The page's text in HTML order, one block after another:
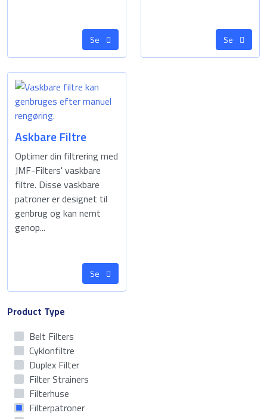
Product Type
Belt Filters
Cyklonfiltre
Duplex Filter
Filter Strainers
Filterhuse
Filterpatroner
Se Se
Askbare Filtre
Optimer din filtrering med
JMF-Filters' vaskbare
filtre. Disse vaskbare
patroner er designet til
genbrug og kan nemt
genop...
Se